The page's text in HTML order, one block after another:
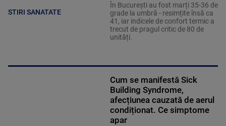
STIRI SANATATE
În București au fost marți 35-36 de
grade la umbră - resimțite însă ca
41, iar indicele de confort termic a
trecut de pragul critic de 80 de
unități.
Cum se manifestă Sick
Building Syndrome,
afecțiunea cauzată de aerul
condiționat. Ce simptome
apar